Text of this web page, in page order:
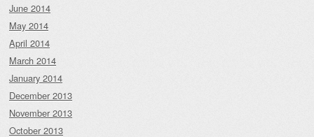
June 2014
May 2014
April 2014
March 2014
January 2014
December 2013
November 2013
October 2013